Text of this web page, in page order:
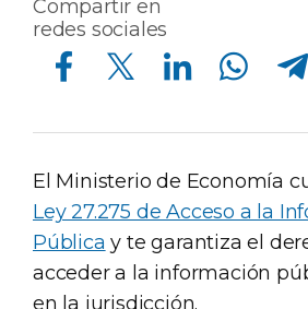
Compartir en
redes sociales
Compartir en Facebook Compartir en Twitter Compartir en Linkedin Compartir en Whatsapp Compartir en Telegram
El Ministerio de Economía
Ley 27.275 de Acceso a la
Pública y te garantiza el
acceder a la información
en la jurisdicción.